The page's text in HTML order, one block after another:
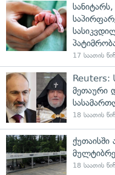
17 საათის წინ
Reuters:
მეთაური
18 საათის წინ
18 საათის წინ